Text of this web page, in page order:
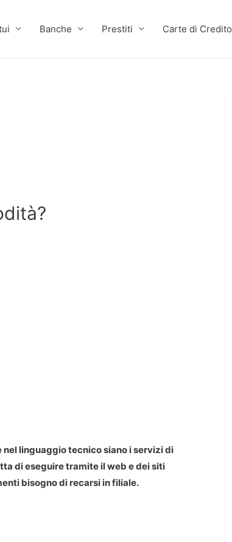
Banche Prestiti Carte di Credito
nel linguaggio tecnico siano i servizi di
di eseguire tramite il web e dei siti
bisogno di recarsi in filiale.